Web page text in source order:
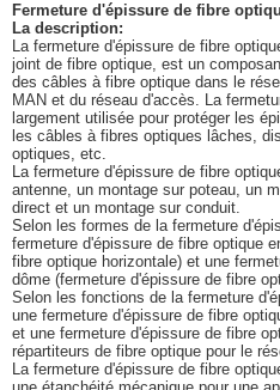
Fermeture d'épissure de fibre
La description:
La fermeture d'épissure de fibre
joint de fibre optique, est un
des câbles à fibre optique dans le
MAN et du réseau d'accès. La
largement utilisée pour protéger les
les câbles à fibres optiques lâches,
optiques, etc.
La fermeture d'épissure de fibre
antenne, un montage sur poteau, un
direct et un montage sur conduit.
Selon les formes de la fermeture
fermeture d'épissure de fibre optique
fibre optique horizontale) et une
dôme (fermeture d'épissure de fibre
Selon les fonctions de la fermeture
une fermeture d'épissure de fibre
et une fermeture d'épissure de fibre
répartiteurs de fibre optique pour le
La fermeture d'épissure de fibre